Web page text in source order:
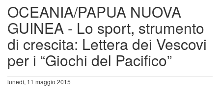
OCEANIA/PAPUA NUOVA
GUINEA - Lo sport, strumento
di crescita: Lettera dei Vescovi
per i “Giochi del Pacifico”
lunedì, 11 maggio 2015